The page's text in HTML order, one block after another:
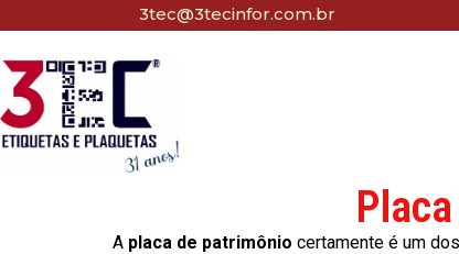
3tec@3tecinfor.com.br
A placa de patrimônio certamente é um